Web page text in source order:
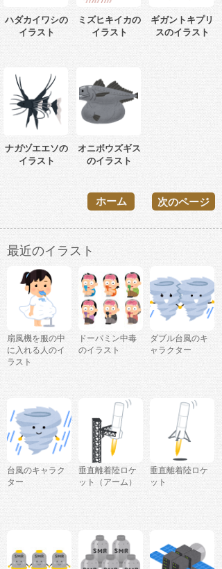
ハダカイワシの
イラスト
ミズヒキイカの
イラスト
ギガントキプリ
スのイラスト
ナガヅエエソの
イラスト
オニボウズギス
のイラスト
次のページ
ホーム
最近のイラスト
扇風機を服の中
に入れる人のイ
ラスト
ドーパミン中毒
のイラスト
ダブル台風のキ
ャラクター
台風のキャラク
ター
垂直離着陸ロケ
ット（アーム）
垂直離着陸ロケ
ット